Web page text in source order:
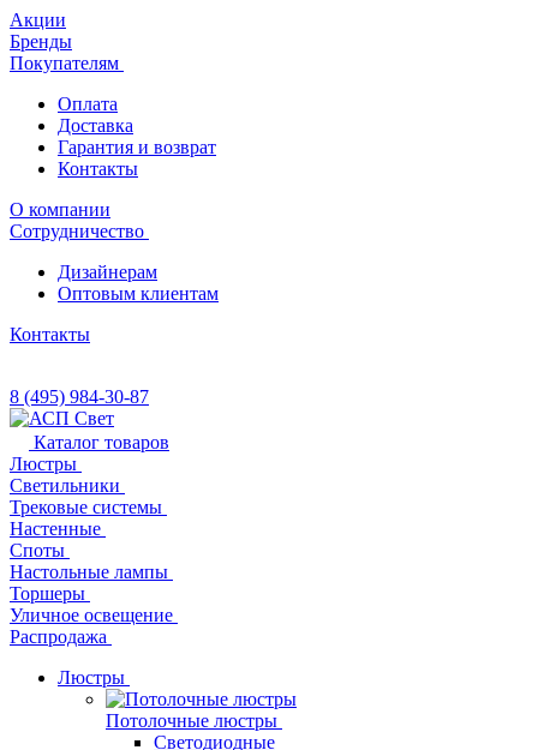
Акции
Бренды
Покупателям
Оплата
Доставка
Гарантия и возврат
Контакты
О компании
Сотрудничество
Дизайнерам
Оптовым клиентам
Контакты
8 (495) 984-30-87
Каталог товаров
Люстры
Светильники
Трековые системы
Настенные
Споты
Настольные лампы
Торшеры
Уличное освещение
Распродажа
Люстры
Потолочные люстры
Светодиодные